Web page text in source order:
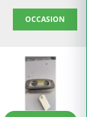
OCCASION